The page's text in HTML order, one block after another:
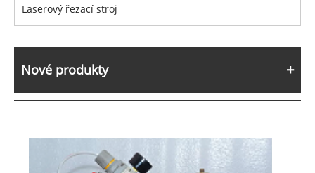
Laserový řezací stroj
Nové produkty